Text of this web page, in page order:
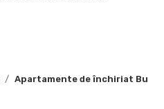
Apartamente de închiriat
și o compartimentare eficientă,
de 84 mp la care se adauga o